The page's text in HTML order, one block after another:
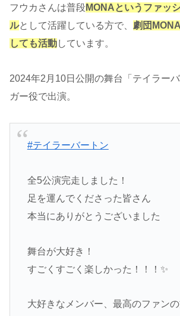
フウカさんは普段MONAというファッ
ルとして活躍している方で、 劇団
しても活動しています。
2024年2月10日公開の舞台「テイラー
ガー役で出演。
#テイラーバートン
全5公演完走しました！
足を運んでくださった皆さん
本当にありがとうございました
舞台が大好き！
すごくすごく楽しかった！！！✨
大好きなメンバー、最高のファン